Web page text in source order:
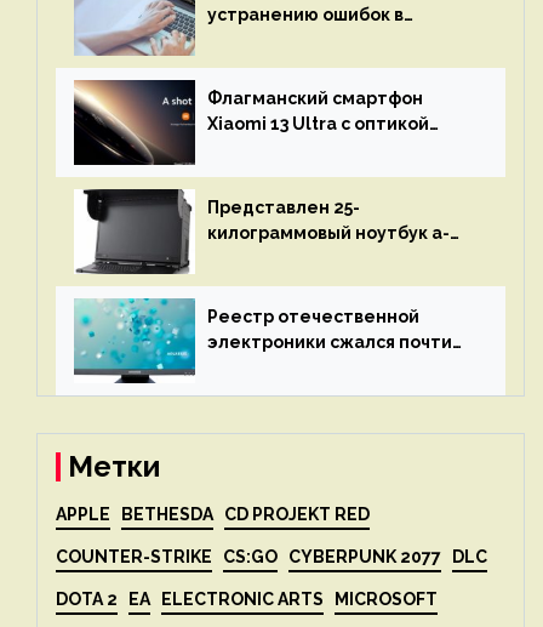
устранению ошибок в
остановится до полного
восстановления кода и
объяснит, что пошло не так
Флагманский смартфон
Xiaomi 13 Ultra с оптикой
представят 18 апреля
Представлен 25-
килограммовый ноутбук a-
до 3 Тбайт DDR5 и шесть
дисплеев
Реестр отечественной
электроники сжался почти
Метки
APPLE BETHESDA CD PROJEKT RED
COUNTER-STRIKE CS:GO CYBERPUNK 2077 DLC
DOTA 2 EA ELECTRONIC ARTS MICROSOFT